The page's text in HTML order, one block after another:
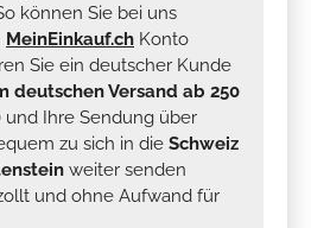
können Sie bei uns
MeinEinkauf.ch Konto
Sie ein deutscher Kunde
deutschen Versand ab 250
und Ihre Sendung über
zu sich in die Schweiz
weiter senden
und ohne Aufwand für